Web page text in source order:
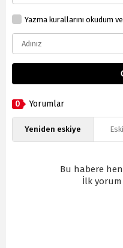
Yazma kurallarını okudum
0 Yorumlar
Yeniden eskiye
Bu habere
İlk